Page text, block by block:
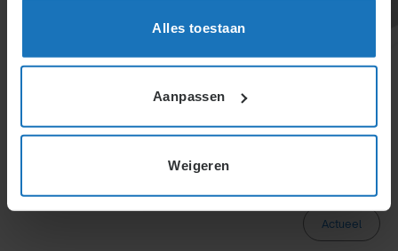
Alles toestaan
Aanpassen
Weigeren
1.1. Wat is een arbeidsovereenkomst?
Actueel